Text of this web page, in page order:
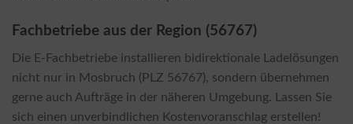
Fachbetriebe aus der Region (56767)
Die E-Fachbetriebe installieren bidirektionale Ladelösungen
nicht nur in Mosbruch (PLZ 56767), sondern übernehmen
gerne auch Aufträge in der näheren Umgebung. Lassen Sie
sich einen unverbindlichen Kostenvoranschlag erstellen!